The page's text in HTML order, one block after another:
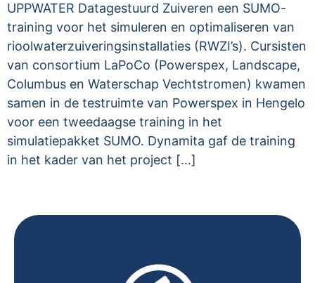
UPPWATER Datagestuurd Zuiveren een SUMO-
training voor het simuleren en optimaliseren van
rioolwaterzuiveringsinstallaties (RWZI’s). Cursisten
van consortium LaPoCo (Powerspex, Landscape,
Columbus en Waterschap Vechtstromen) kwamen
samen in de testruimte van Powerspex in Hengelo
voor een tweedaagse training in het
simulatiepakket SUMO. Dynamita gaf de training
in het kader van het project […]